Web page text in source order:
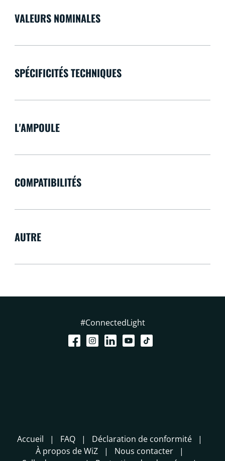
VALEURS NOMINALES
SPÉCIFICITÉS TECHNIQUES
L'AMPOULE
COMPATIBILITÉS
AUTRE
#ConnectedLight
Accueil FAQ
Déclaration de conformité
À propos de WiZ
Nous contacter